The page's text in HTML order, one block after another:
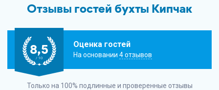
Отзывы гостей бухты Кипчак
8,5
/ 10
Оценка гостей
На основании 4 отзывов
Только на 100% подлинные и проверенные отзывы